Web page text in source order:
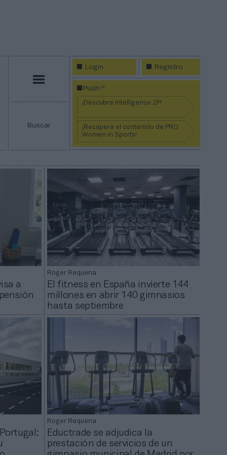
Buscar
Login Registro
Push2P
¡Descubre Intelligence 2P!
¡Recupera el contenido de PRO
Women in Sports!
a
Roger Requena
El fitness en España invierte 144
millones en abrir 140 gimnasios
hasta septiembre
Roger Requena
Eductrade se adjudica la
prestación de servicios de un